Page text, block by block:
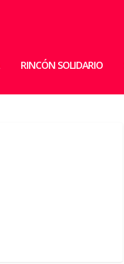
RINCÓN SOLIDARIO